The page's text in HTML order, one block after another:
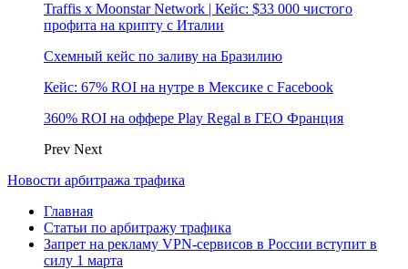
Traffis x Moonstar Network | Кейс: $33 000 чистого
профита на крипту с Италии
Схемный кейс по заливу на Бразилию
Кейс: 67% ROI на нутре в Мексике с Facebook
360% ROI на оффере Play Regal в ГЕО Франция
Prev Next
Новости арбитража трафика
Главная
Статьи по арбитражу трафика
Запрет на рекламу VPN-сервисов в России вступит в
силу 1 марта